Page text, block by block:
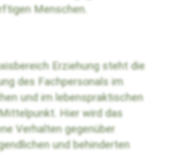
Menschen.
Erziehung steht die
des Fachpersonals im
und im lebenspraktischen
Hier wird das
Verhalten gegenüber
und behinderten